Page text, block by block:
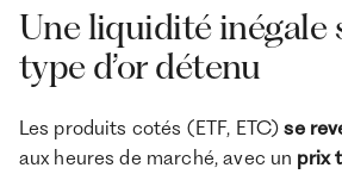
Une liquidité inégale
type d’or détenu
Les produits cotés (ETF, ETC)se
aux heures de marché, avec un prix